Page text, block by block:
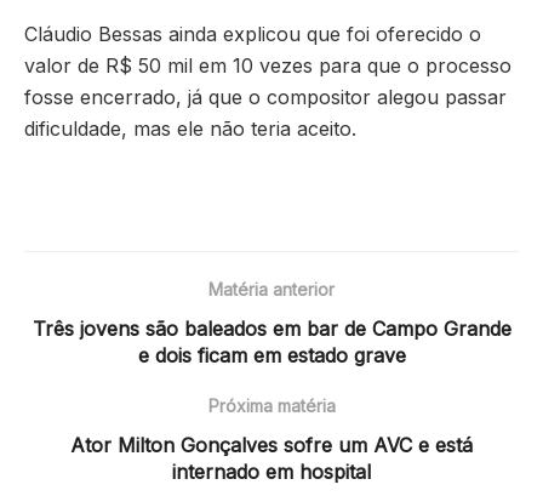
Cláudio Bessas ainda explicou que foi oferecido o
valor de R$ 50 mil em 10 vezes para que o processo
fosse encerrado, já que o compositor alegou passar
dificuldade, mas ele não teria aceito.
Matéria anterior
Três jovens são baleados em bar de Campo Grande
e dois ficam em estado grave
Próxima matéria
Ator Milton Gonçalves sofre um AVC e está
internado em hospital